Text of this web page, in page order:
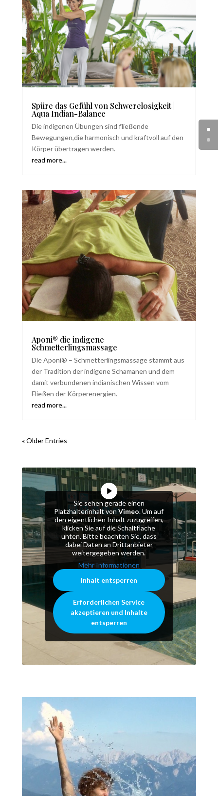
Spüre das Gefühl von Schwerelosigkeit |
Aqua Indian-Balance
Die indigenen Übungen sind flie­ßende
Bewegungen,die harmonisch und kraftvoll auf den
Körper übertragen wer­den.
read more...
Aponi® die indigene
Schmetterlingsmassage
Die Aponi® – Schmetterlingsmassage stammt aus
der Tradition der indigene Schamanen und dem
damit verbundenen indianischen Wissen vom
Fließen der Körperenergien.
read more...
« Older Entries
Sie sehen gerade einen
Platzhalterinhalt vonVimeo. Um auf
den eigentlichen Inhalt zuzugreifen,
klicken Sie auf die Schaltfläche
unten. Bitte beachten Sie, dass
dabei Daten an Drittanbieter
weitergegeben werden.
Mehr Informationen
Inhalt entsperren
Erforderlichen Service
akzeptieren und Inhalte
entsperren